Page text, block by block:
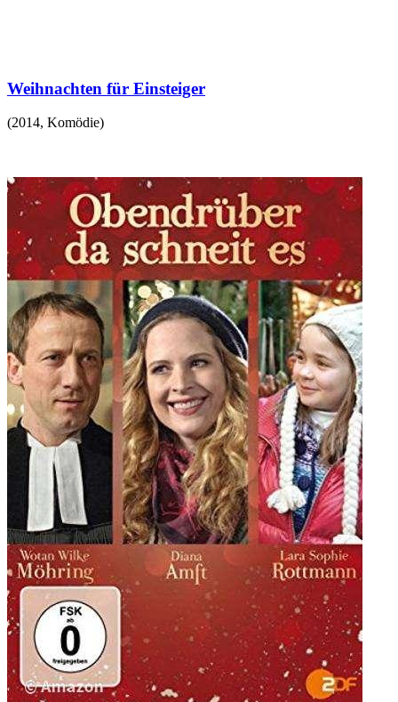
Weihnachten für Einsteiger
(2014, Komödie)